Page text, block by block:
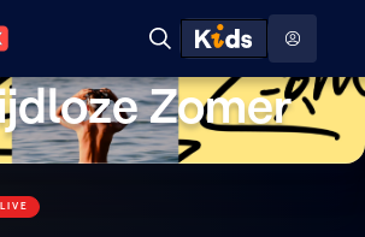
Naar audiodescriptie Naar
Hoog contrast modus
Zoeken
ontdekken
Zomer
LIVE